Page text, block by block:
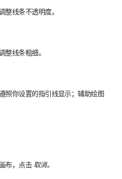
整线条不透明度。
整线条粗细。
照你设置的指引线显示；辅助绘图
布，点击 取消。